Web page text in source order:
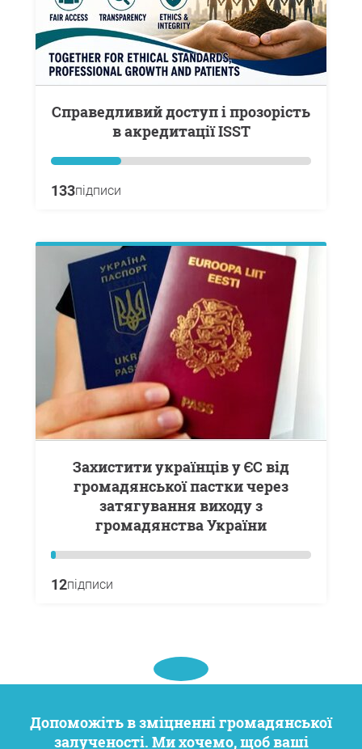
Справедливий доступ і прозорість
в акредитації ISST
133підписи
Захистити українців у ЄС від
громадянської пастки через
затягування виходу з
громадянства України
12підписи
Допоможіть в зміцненні громадянської
залученості. Ми хочемо, щоб ваші